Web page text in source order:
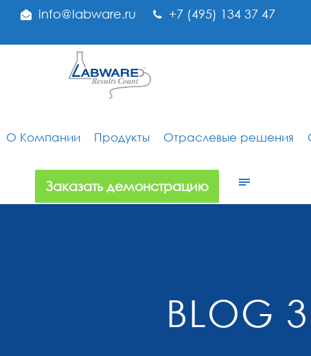
info@labware.ru
+7 (495) 134 37 47
О Компании Продукты Отраслевые решения
Заказать демонстрацию
BLOG